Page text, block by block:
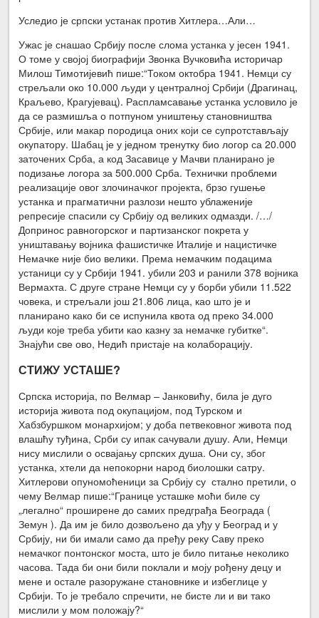
Уследио је српски устанак против Хитлера…Али…
Ужас је снашао Србију после слома устанка у јесен 1941.
О томе у својој биографији Звонка Вучковића историчар
Милош Тимотијевић пише:“Током октобра 1941. Немци су
стрељали око 10.000 људи у централној Србији (Драгинац,
Краљево, Крагујевац). Распламсавање устанка условило је
да се размишља о потпуном уништењу становништва
Србије, или макар породица оних који се супротстављају
окупатору. Шабац је у једном тренутку био логор са 20.000
заточених Срба, а код Засавице у Мачви планирано је
подизање логора за 500.000 Срба. Технички проблеми
реализације овог злочиначког пројекта, брзо гушење
устанка и прагматични разлози нешто ублаженије
репресије спасили су Србију од великих одмазди. /…/
Допринос равногорског и партизанског покрета у
уништавању војника фашистичке Италије и нацистичке
Немачке није био велики. Према немачким подацима
устаници су у Србији 1941. убили 203 и ранили 378 војника
Вермахта. С друге стране Немци су у борби убили 11.522
човека, и стрељали још 21.806 лица, као што је и
планирано како би се испунила квота од преко 34.000
људи које треба убити као казну за немачке губитке“.
Знајући све ово, Недић пристаје на колаборацију.
СТИЖУ УСТАШЕ?
Српска историја, по Велмар – Јанковићу, била је дуго
историја живота под окупацијом, под Турском и
Хабзбуршком монархијом; у доба петвековног живота под
влашћу туђина, Срби су ипак сачували душу. Али, Немци
нису мислили о освајању српских душа. Они су, због
устанка, хтели да непокорни народ биолошки сатру.
Хитлерови опуномоћеници за Србију су стално претили, о
чему Велмар пише:“Границе усташке моћи биле су
„легално“ проширене до самих предграђа Београда (
Земун ). Да им је било дозвољено да уђу у Београд и у
Србију, ни би имали само да пређу реку Саву преко
немачког понтонског моста, што је било питање неколико
часова. Тада би они били поклали и моју рођену децу и
мене и остале разоружане становнике и избеглице у
Србији. То је требало спречити, не бисте ли и ви тако
мислили у мом положају?“